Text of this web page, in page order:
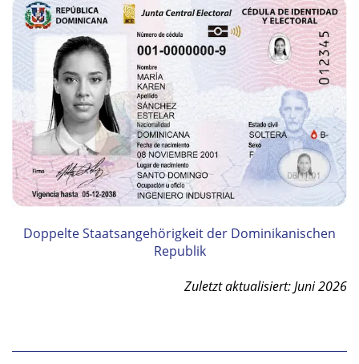
Doppelte Staatsangehörigkeit der Dominikanischen
Republik
Zuletzt aktualisiert: Juni 2026